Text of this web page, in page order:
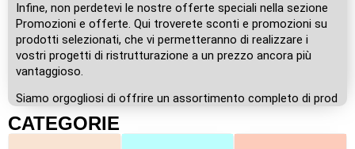
Infine, non perdetevi le nostre offerte speciali nella sezione
Promozioni e offerte. Qui troverete sconti e promozioni su
prodotti selezionati, che vi permetteranno di realizzare i
vostri progetti di ristrutturazione a un prezzo ancora più
vantaggioso.
Siamo orgogliosi di offrire un assortimento completo di prod
CATEGORIE